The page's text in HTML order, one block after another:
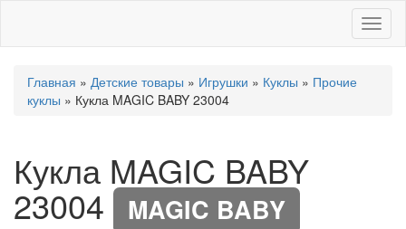
Главная » Детские товары » Игрушки » Куклы » Прочие
куклы » Кукла MAGIC BABY 23004
Кукла MAGIC BABY
23004 MAGIC BABY